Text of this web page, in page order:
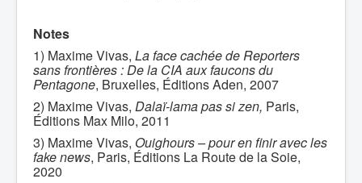
Notes
1) Maxime Vivas, La face cachée de Reporters
sans frontières : De la CIA aux faucons du
Pentagone, Bruxelles, Éditions Aden, 2007
2) Maxime Vivas, Dalaï-lama pas si zen, Paris,
Éditions Max Milo, 2011
3) Maxime Vivas, Ouighours – pour en finir avec les
fake news, Paris, Éditions La Route de la Soie,
2020